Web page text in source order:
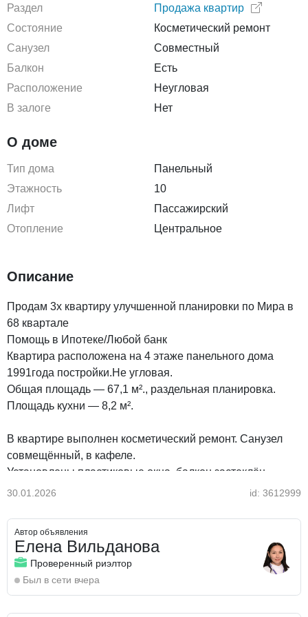
Раздел
Продажа квартир
Состояние
Косметический ремонт
Санузел
Совместный
Балкон
Есть
Расположение
Неугловая
В залоге
Нет
О доме
Тип дома
Панельный
Этажность
10
Лифт
Пассажирский
Отопление
Центральное
Описание
Продам 3х квартиру улучшенной планировки по Мира в
68 квартале
Помощь в Ипотеке/Любой банк
Квартира расположена на 4 этаже панельного дома
1991года постройки.Не угловая.
Общая площадь — 67,1 м²., раздельная планировка.
Площадь кухни — 8,2 м².
В квартире выполнен косметический ремонт. Санузел
совмещённый, в кафеле.
Установлены пластиковые окна, балкон застеклён,
(пластик).
В подъезде имеется отдельная кладовая (подсобка) для
хранения солений, закрывается на ключ. Лифт новый,
работает исправно.
Удобное расположение: рядом остановки
30.01.2026 id: 3612999
Автор объявления
Елена Вильданова
Проверенный риэлтор
Был в сети вчера